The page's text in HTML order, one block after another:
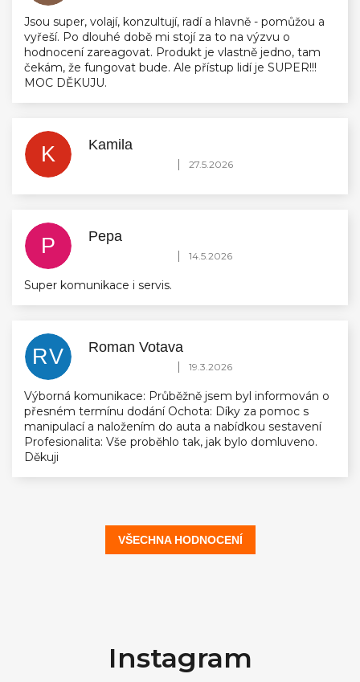
Jsou super, volají, konzultují, radí a hlavně - pomůžou a
vyřeší. Po dlouhé době mi stojí za to na výzvu o
hodnocení zareagovat. Produkt je vlastně jedno, tam
čekám, že fungovat bude. Ale přístup lidí je SUPER!!!
MOC DĚKUJU.
K Kamila
Hodnocení obchodu je 5 z 5 hvězdiček.
| 27.5.2026
P Pepa
Hodnocení obchodu je 5 z 5 hvězdiček.
| 14.5.2026
Super komunikace i servis.
RV Roman Votava
Hodnocení obchodu je 5 z 5 hvězdiček.
| 19.3.2026
Výborná komunikace: Průběžně jsem byl informován o
přesném termínu dodání Ochota: Díky za pomoc s
manipulací a naložením do auta a nabídkou sestavení
Profesionalita: Vše proběhlo tak, jak bylo domluveno.
Děkuji
VŠECHNA HODNOCENÍ
Instagram